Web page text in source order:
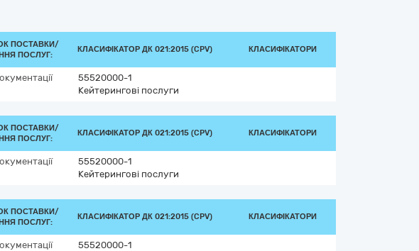
ПОСТАВКИ/
ПОСЛУГ:
КЛАСИФІКАТОР ДК 021:2015 (CPV) КЛАСИФІКАТОРИ
55520000-1
Кейтерингові послуги
ПОСТАВКИ/
ПОСЛУГ:
КЛАСИФІКАТОР ДК 021:2015 (CPV) КЛАСИФІКАТОРИ
55520000-1
Кейтерингові послуги
ПОСТАВКИ/
ПОСЛУГ:
КЛАСИФІКАТОР ДК 021:2015 (CPV) КЛАСИФІКАТОРИ
55520000-1